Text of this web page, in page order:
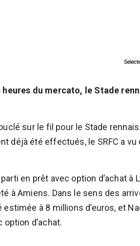
heures du mercato, le Stade
sur le fil pour le Stade
déjà été effectués, le SRFC a
en prêt avec option d’achat à
à Amiens. Dans le sens des
à 8 millions d’euros, et
option d’achat.